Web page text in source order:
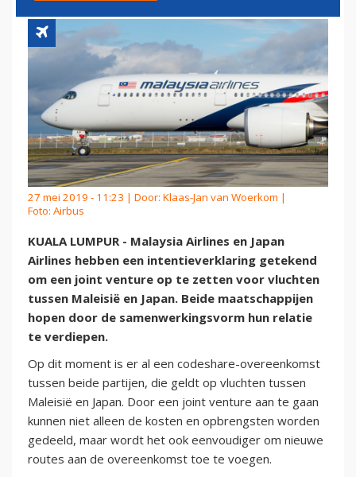
27 mei 2019 - 11:23 | Door: Klaas-Jan van Woerkom |
Foto: Airbus
KUALA LUMPUR - Malaysia Airlines en Japan
Airlines hebben een intentieverklaring getekend
om een joint venture op te zetten voor vluchten
tussen Maleisië en Japan. Beide maatschappijen
hopen door de samenwerkingsvorm hun relatie
te verdiepen.
Op dit moment is er al een codeshare-overeenkomst
tussen beide partijen, die geldt op vluchten tussen
Maleisië en Japan. Door een joint venture aan te gaan
kunnen niet alleen de kosten en opbrengsten worden
gedeeld, maar wordt het ook eenvoudiger om nieuwe
routes aan de overeenkomst toe te voegen.